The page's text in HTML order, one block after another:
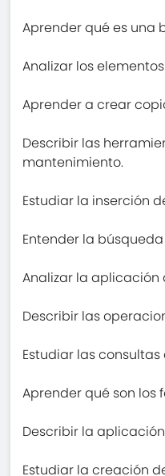
Aprender qué es una
Analizar los
Aprender a crear
Describir las
mantenimiento.
Estudiar la inserción
Entender la
Analizar la aplicación
Describir las
Estudiar las
Aprender qué son los
Describir la
Estudiar la creación